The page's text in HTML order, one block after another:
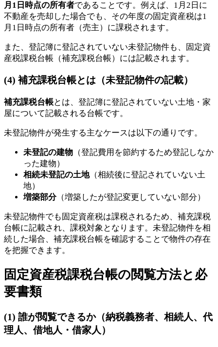
月1日時点の所有者であることです。例えば、1月2日に
不動産を売却した場合でも、その年度の固定資産税は1
月1日時点の所有者（売主）に課税されます。
また、登記簿に登記されていない未登記物件も、固定資
産税課税台帳（補充課税台帳）には記載されます。
(4) 補充課税台帳とは（未登記物件の記載）
補充課税台帳とは、登記簿に登記されていない土地・家
屋について記載される台帳です。
未登記物件が発生する主なケースは以下の通りです。
未登記の建物 （登記費用を節約するため登記しなか
った建物）
相続未登記の土地（相続後に登記されていない土
地）
増築部分 （増築したが登記変更していない部分）
未登記物件でも固定資産税は課税されるため、補充課税
台帳に記載され、課税対象となります。未登記物件を相
続した場合、補充課税台帳を確認することで物件の存在
を把握できます。
固定資産税課税台帳の閲覧方法と必
要書類
(1) 誰が閲覧できるか（納税義務者、相続人、代
理人、借地人・借家人）